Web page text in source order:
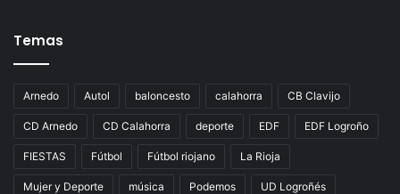
Temas
Arnedo Autol baloncesto calahorra CB Clavijo
CD Arnedo CD Calahorra deporte EDF EDF Logroño
FIESTAS Fútbol Fútbol riojano La Rioja
Mujer y Deporte música Podemos UD Logroñés